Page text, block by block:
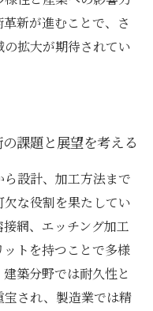
新が進むことで、さ
拡大が期待されてい
課題と展望を考える
設計、加工方法まで
な役割を果たしてい
網、エッチング加工
トを持つことで多様
築分野では耐久性と
され、製造業では精